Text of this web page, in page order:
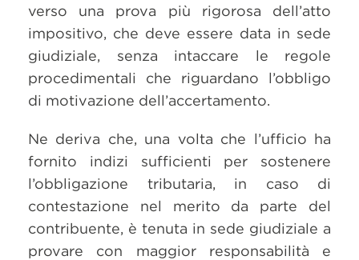
verso una prova più rigorosa dell’atto
impositivo, che deve essere data in sede
giudiziale, senza intaccare le regole
procedimentali che riguardano l’obbligo
di motivazione dell’accertamento.
Ne deriva che, una volta che l’ufficio ha
fornito indizi sufficienti per sostenere
l’obbligazione tributaria, in caso di
contestazione nel merito da parte del
contribuente, è tenuta in sede giudiziale a
provare con maggior responsabilità e